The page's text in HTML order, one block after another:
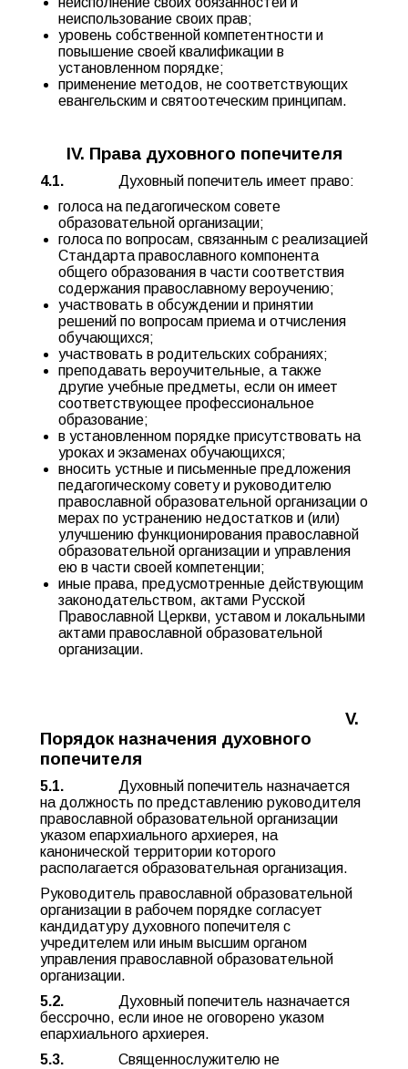
неиспользование своих прав;
уровень собственной компетентности и
повышение своей квалификации в
установленном порядке;
применение методов, не соответствующих
евангельским и святоотеческим принципам.
IV. Права духовного попечителя
4.1. Духовный попечитель имеет право:
голоса на педагогическом совете
образовательной организации;
голоса по вопросам, связанным с реализацией
Стандарта православного компонента
общего образования в части соответствия
содержания православному вероучению;
участвовать в обсуждении и принятии
решений по вопросам приема и отчисления
обучающихся;
участвовать в родительских собраниях;
преподавать вероучительные, а также
другие учебные предметы, если он имеет
соответствующее профессиональное
образование;
в установленном порядке присутствовать на
уроках и экзаменах обучающихся;
вносить устные и письменные предложения
педагогическому совету и руководителю
православной образовательной организации о
мерах по устранению недостатков и (или)
улучшению функционирования православной
образовательной организации и управления
ею в части своей компетенции;
иные права, предусмотренные действующим
законодательством, актами Русской
Православной Церкви, уставом и локальными
актами православной образовательной
организации.
V.
Порядок назначения духовного
попечителя
5.1. Духовный попечитель назначается
на должность по представлению руководителя
православной образовательной организации
указом епархиального архиерея, на
канонической территории которого
располагается образовательная организация.
Руководитель православной образовательной
организации в рабочем порядке согласует
кандидатуру духовного попечителя с
учредителем или иным высшим органом
управления православной образовательной
организации.
5.2. Духовный попечитель назначается
бессрочно, если иное не оговорено указом
епархиального архиерея.
5.3. Священнослужителю не